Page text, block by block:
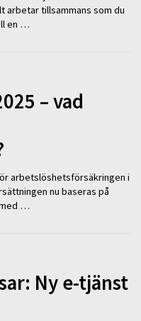
arbetar tillsammans som du
en …
– vad
arbetslöshetsförsäkringen i
nu baseras på
…
Ny e-tjänst